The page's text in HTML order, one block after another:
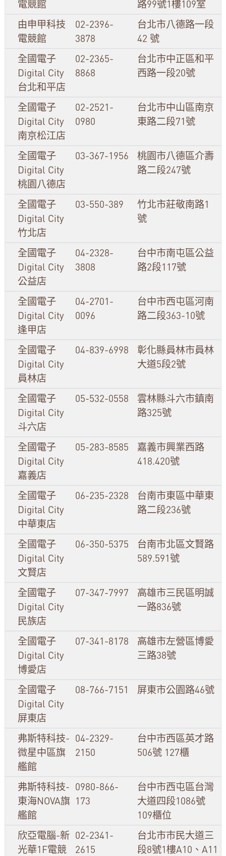
電競館
路99號1樓109室
由申甲科技
電競館
02-2396-
3878
台北市八德路一段
42 號
全國電子
Digital City
台北和平店
02-2365-
8868
台北市中正區和平
西路一段20號
全國電子
Digital City
南京松江店
02-2521-
0980
台北市中山區南京
東路二段71號
全國電子
Digital City
桃園八德店
03-367-1956
桃園市八德區介壽
路二段247號
全國電子
Digital City
竹北店
03-550-389
竹北市莊敬南路1
號
全國電子
Digital City
公益店
04-2328-
3808
台中市南屯區公益
路2段117號
全國電子
Digital City
逢甲店
04-2701-
0096
台中市西屯區河南
路二段363-10號
全國電子
Digital City
員林店
04-839-6998
彰化縣員林市員林
大道5段2號
全國電子
Digital City
斗六店
05-532-0558
雲林縣斗六市鎮南
路325號
全國電子
Digital City
嘉義店
05-283-8585
嘉義市興業西路
418.420號
全國電子
Digital City
中華東店
06-235-2328
台南市東區中華東
路二段236號
全國電子
Digital City
文賢店
06-350-5375
台南市北區文賢路
589.591號
全國電子
Digital City
民族店
07-347-7997
高雄市三民區明誠
一路836號
全國電子
Digital City
博愛店
07-341-8178
高雄市左營區博愛
三路38號
全國電子
Digital City
屏東店
08-766-7151 屏東市公園路46號
弗斯特科技-
微星中區旗
艦館
04-2329-
2150
台中市西區英才路
506號 127櫃
弗斯特科技-
東海NOVA旗
艦館
0980-866-
173
台中市西屯區台灣
大道四段1086號
109櫃位
欣亞電腦-新
光華1F電競
02-2341-
2615
台北市市民大道三
段8號1樓A10、A11